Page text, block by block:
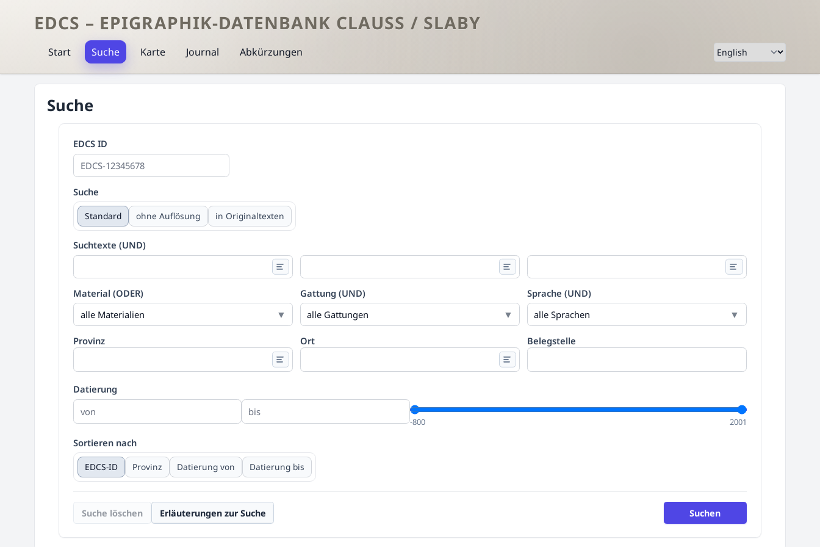
EDCS – EPIGRAPHIK-DATENBANK CLAUSS / SLABY
Start Suche Karte Journal Abkürzungen
Suche
EDCS ID
Suche
Standard ohne Auflösung in Originaltexten
Suchtexte (UND)
Material (ODER)
alle Materialien
Gattung (UND)
alle Gattungen
Sprache (UND)
alle Sprachen
Provinz Ort Belegstelle
Datierung
-800 2001
Sortieren nach
EDCS-ID Provinz Datierung von Datierung bis
Suche löschen Erläuterungen zur Suche Suchen